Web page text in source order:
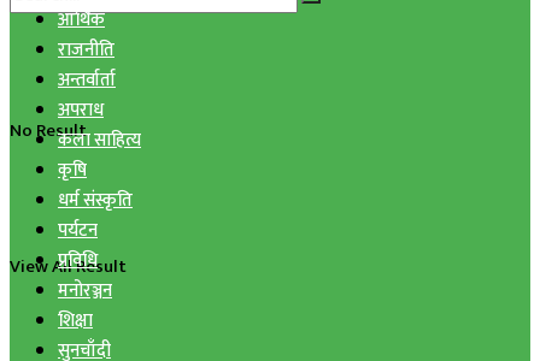
No Result
View All Result
आर्थिक
राजनीति
अन्तर्वार्ता
अपराध
कला साहित्य
कृषि
धर्म संस्कृति
पर्यटन
प्रविधि
मनोरञ्जन
शिक्षा
सुनचाँदी